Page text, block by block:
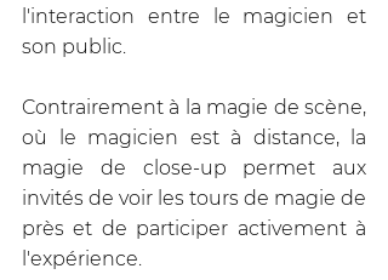
l'interaction entre le magicien et
son public.
Contrairement à la magie de scène,
où le magicien est à distance, la
magie de close-up permet aux
invités de voir les tours de magie de
près et de participer activement à
l'expérience.